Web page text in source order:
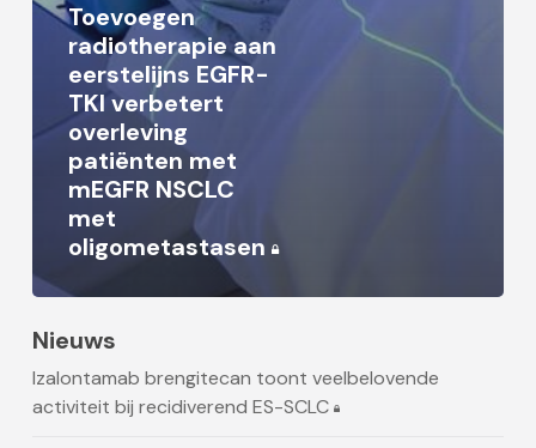
Toevoegen
radiotherapie aan
eerstelijns EGFR-
TKI verbetert
overleving
patiënten met
mEGFR NSCLC
met
oligometastasen
Nieuws
Izalontamab brengitecan toont veelbelovende
activiteit bij recidiverend ES-SCLC